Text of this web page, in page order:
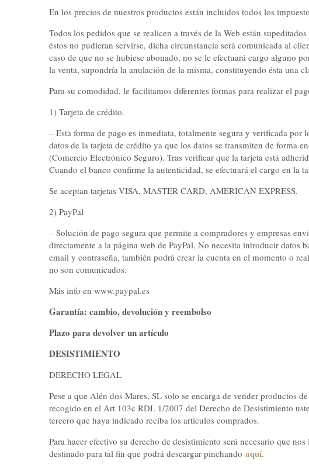
En los precios de nuestros productos están incluidos todos los
Todos los pedidos que se realicen a través de la Web están
éstos no pudieran servirse, dicha circunstancia será comunicada al
caso de que no se hubiese abonado, no se le efectuará cargo alguno
la venta, supondría la anulación de la misma, constituyendo ésta una
Para su comodidad, le facilitamos diferentes formas para realizar el
1) Tarjeta de crédito.
– Esta forma de pago es inmediata, totalmente segura y verificada por
datos de la tarjeta de crédito ya que los datos se transmiten de forma
(Comercio Electrónico Seguro). Tras verificar que la tarjeta está
Cuando el banco confirme la autenticidad, se efectuará el cargo en la
Se aceptan tarjetas VISA, MASTER CARD, AMERICAN EXPRESS.
2) PayPal
– Solución de pago segura que permite a compradores y empresas
directamente a la página web de PayPal. No necesita introducir datos
email y contraseña, también podrá crear la cuenta en el momento o
no son comunicados.
Más info en www.paypal.es
Garantía: cambio, devolución y reembolso
Plazo para devolver un artículo
DESISTIMIENTO
DERECHO LEGAL
Pese a que Alén dos Mares, SL solo se encarga de vender productos
recogido en el Art 103c RDL 1/2007 del Derecho de Desistimiento
tercero que haya indicado reciba los artículos comprados.
Para hacer efectivo su derecho de desistimiento será necesario que
destinado para tal fin que podrá descargar pinchando aquí.